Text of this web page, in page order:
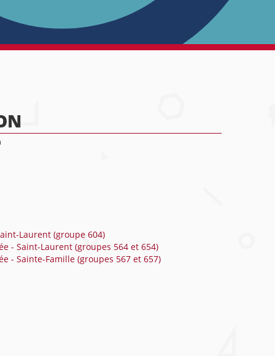
Laurent (groupe 604)
- Saint-Laurent (groupes 564 et 654)
- Sainte-Famille (groupes 567 et 657)